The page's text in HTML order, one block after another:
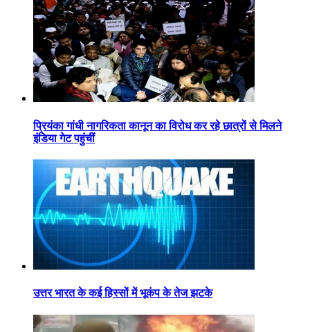
प्रियंका गांधी नागरिकता कानून का विरोध कर रहे छात्रों से मिलने
इंडिया गेट पहुंचीं
उत्तर भारत के कई हिस्सों में भूकंप के तेज झटके